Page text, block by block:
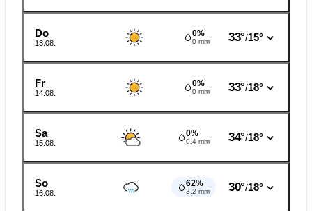
Do
13.08.
0%
0 mm 33°/15°
Fr
14.08.
0%
0 mm 33°/18°
Sa
15.08.
0%
0.4 mm 34°/18°
So
16.08.
62%
3.2 mm 30°/18°